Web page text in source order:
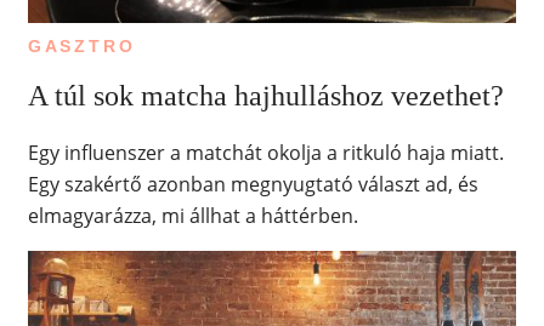
GASZTRO
A túl sok matcha hajhulláshoz vezethet?
Egy influenszer a matchát okolja a ritkuló haja miatt.
Egy szakértő azonban megnyugtató választ ad, és
elmagyarázza, mi állhat a háttérben.